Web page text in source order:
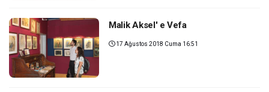
Malik Aksel' e Vefa
17 Ağustos 2018 Cuma 16:51